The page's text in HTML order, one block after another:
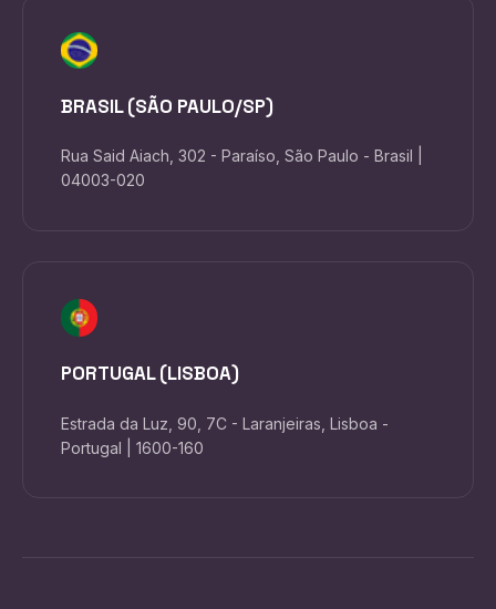
BRASIL (SÃO PAULO/SP)
Rua Said Aiach, 302 - Paraíso, São Paulo - Brasil |
04003-020
PORTUGAL (LISBOA)
Estrada da Luz, 90, 7C - Laranjeiras, Lisboa -
Portugal | 1600-160